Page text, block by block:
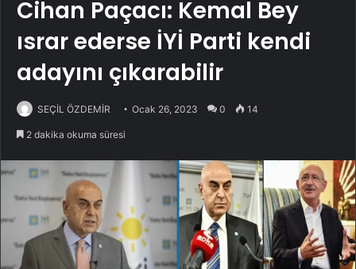
Cihan Paçacı: Kemal Bey
ısrar ederse İYİ Parti kendi
adayını çıkarabilir
SEÇİL ÖZDEMİR Ocak 26, 2023 0 14
2 dakika okuma süresi